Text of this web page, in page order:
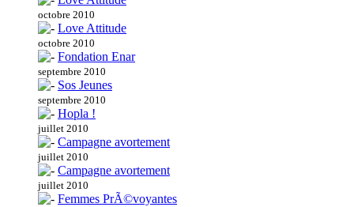
octobre 2010
Love Attitude
octobre 2010
Fondation Enar
septembre 2010
Sos Jeunes
septembre 2010
Hopla !
juillet 2010
Campagne avortement
juillet 2010
Campagne avortement
juillet 2010
Femmes PrÃ©voyantes